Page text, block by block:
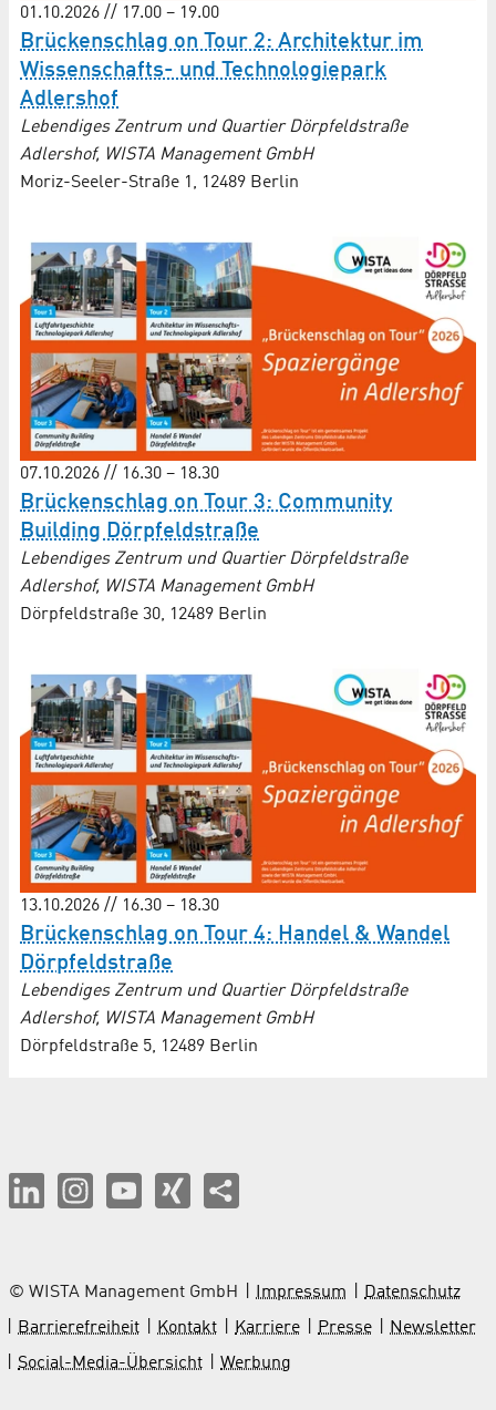
01.10.2026 // 17.00 – 19.00
Brückenschlag on Tour 2: Architektur im
Wissenschafts- und Techno­logie­park
Adlershof
Lebendiges Zentrum und Quartier Dörpfeldstraße
Adlershof, WISTA Management GmbH
Moriz-Seeler-Straße 1, 12489 Berlin
07.10.2026 // 16.30 – 18.30
Brückenschlag on Tour 3: Community
Building Dörpfeldstraße
Lebendiges Zentrum und Quartier Dörpfeldstraße
Adlershof, WISTA Management GmbH
Dörpfeldstraße 30, 12489 Berlin
13.10.2026 // 16.30 – 18.30
Brückenschlag on Tour 4: Handel & Wandel
Dörpfeldstraße
Lebendiges Zentrum und Quartier Dörpfeldstraße
Adlershof, WISTA Management GmbH
Dörpfeldstraße 5, 12489 Berlin
© WISTA Management GmbH Impressum
Datenschutz
Barrierefreiheit
Kontakt Karriere Presse
Newsletter
Social-Media-Übersicht
Werbung